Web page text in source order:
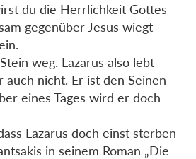
du die Herrlichkeit Gottes
gegenüber Jesus wiegt
weg. Lazarus also lebt
nicht. Er ist den Seinen
eines Tages wird er doch
Lazarus doch einst sterben
in seinem Roman „Die